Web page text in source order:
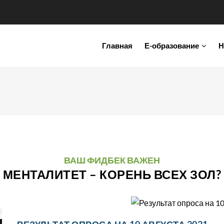
Главная Е-образование
ВАШ ФИДБЕК ВАЖЕН
МЕНТАЛИТЕТ – КОРЕНЬ ВСЕХ ЗОЛ?